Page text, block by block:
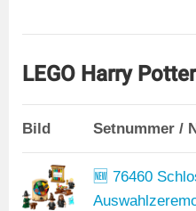
LEGO Harry Potter
Bild Setnummer /
🆕 76460